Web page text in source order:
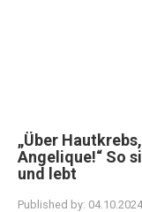
„Über
Angelique!“ So
und lebt
Published by: 04.10.2024